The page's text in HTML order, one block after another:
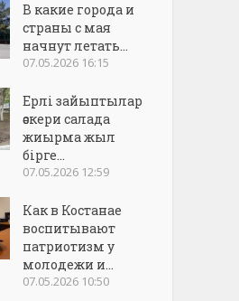
В какие города и
страны с мая
начнут летать...
07.05.2026 16:15
Ерлі зайыптылар
әскери салада
жиырма жыл
бірге...
07.05.2026 12:59
Как в Костанае
воспитывают
патриотизм у
молодежи и...
07.05.2026 10:50